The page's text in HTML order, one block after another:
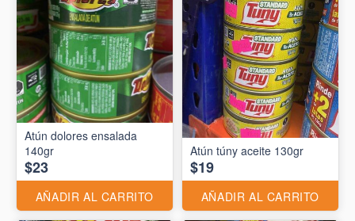
Atún dolores ensalada
140gr
$23
AÑADIR AL CARRITO
Atún túny aceite 130gr
$19
AÑADIR AL CARRITO